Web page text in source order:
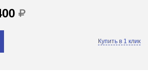
Купить в 1 клик